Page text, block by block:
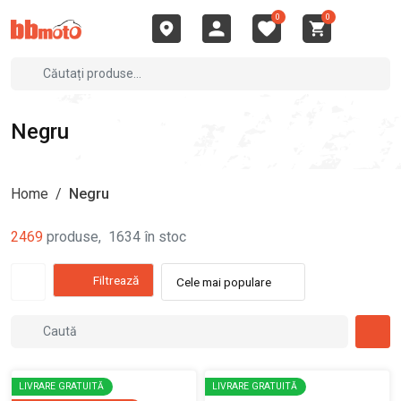
0 0
Negru
Home / Negru
2469 produse, 1634 în stoc
Filtrează Cele mai populare
LIVRARE GRATUITĂ
LIVRARE GRATUITĂ